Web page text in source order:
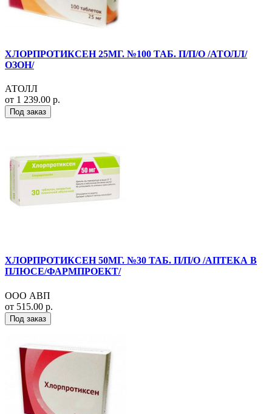
ХЛОРПРОТИКСЕН 25МГ. №100 ТАБ. П/П/О /АТОЛЛ/
ОЗОН/
АТОЛЛ
от 1 239.00 р.
Под заказ
ХЛОРПРОТИКСЕН 50МГ. №30 ТАБ. П/П/О /АПТЕКА В
ПЛЮСЕ/ФАРМПРОЕКТ/
ООО АВП
от 515.00 р.
Под заказ